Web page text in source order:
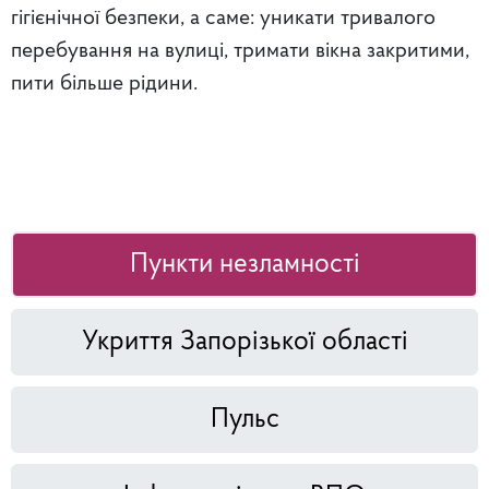
гігієнічної безпеки, а саме: уникати тривалого
перебування на вулиці, тримати вікна закритими,
пити більше рідини.
Пункти незламності
Укриття Запорізької області
Пульс